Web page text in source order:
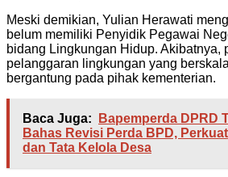
Meski demikian, Yulian Herawati
belum memiliki Penyidik Pegawai
bidang Lingkungan Hidup. Akibatnya,
pelanggaran lingkungan yang
bergantung pada pihak kementerian.
Baca Juga:
Bapemperda DPRD
Bahas Revisi Perda BPD,
dan Tata Kelola Desa